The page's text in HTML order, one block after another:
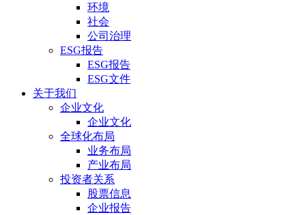
环境
社会
公司治理
ESG报告
ESG报告
ESG文件
关于我们
企业文化
企业文化
全球化布局
业务布局
产业布局
投资者关系
股票信息
企业报告